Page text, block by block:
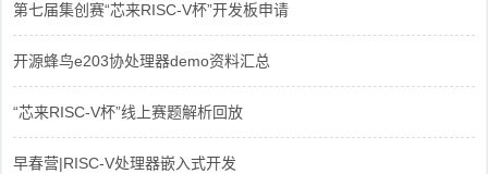
第七届集创赛“芯来RISC-V杯”开发板申请
开源蜂鸟e203协处理器demo资料汇总
“芯来RISC-V杯”线上赛题解析回放
早春营|RISC-V处理器嵌入式开发